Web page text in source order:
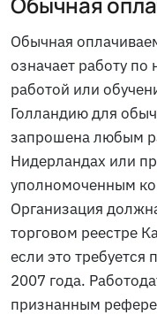
Обычная
означает работу
работой или
Голландию для
запрошена любым
Нидерландах или
уполномоченным
Организация
торговом реестре
если это требуется
2007 года.
признанным